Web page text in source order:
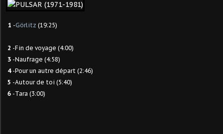
1 -Görlitz (19:25)
2 -Fin de voyage (4:00)
3 -Naufrage (4:58)
4-Pour un autre départ (2:46)
5 -Autour de toi (5:40)
6 -Tara (3:00)